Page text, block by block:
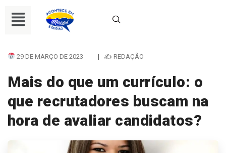
29 DE MARÇO DE 2023 | ✍ REDAÇÃO
Mais do que um currículo: o
que recrutadores buscam na
hora de avaliar candidatos?